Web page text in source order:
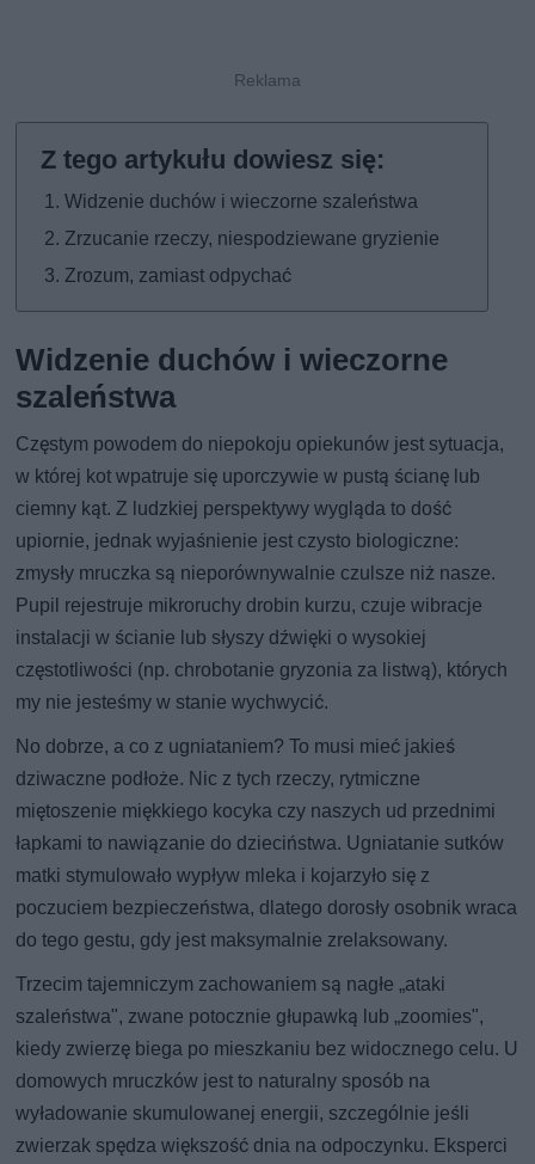
Widzenie duchów i wieczorne szaleństwa
Zrzucanie rzeczy, niespodziewane gryzienie
Zrozum, zamiast odpychać
Widzenie duchów i wieczorne
szaleństwa
Częstym powodem do niepokoju opiekunów jest sytuacja,
w której kot wpatruje się uporczywie w pustą ścianę lub
ciemny kąt. Z ludzkiej perspektywy wygląda to dość
upiornie, jednak wyjaśnienie jest czysto biologiczne:
zmysły mruczka są nieporównywalnie czulsze niż nasze.
Pupil rejestruje mikroruchy drobin kurzu, czuje wibracje
instalacji w ścianie lub słyszy dźwięki o wysokiej
częstotliwości (np. chrobotanie gryzonia za listwą), których
my nie jesteśmy w stanie wychwycić.
No dobrze, a co z ugniataniem? To musi mieć jakieś
dziwaczne podłoże. Nic z tych rzeczy, rytmiczne
miętoszenie miękkiego kocyka czy naszych ud przednimi
łapkami to nawiązanie do dzieciństwa. Ugniatanie sutków
matki stymulowało wypływ mleka i kojarzyło się z
poczuciem bezpieczeństwa, dlatego dorosły osobnik wraca
do tego gestu, gdy jest maksymalnie zrelaksowany.
Trzecim tajemniczym zachowaniem są nagłe „ataki
szaleństwa", zwane potocznie głupawką lub „zoomies",
kiedy zwierzę biega po mieszkaniu bez widocznego celu. U
domowych mruczków jest to naturalny sposób na
wyładowanie skumulowanej energii, szczególnie jeśli
zwierzak spędza większość dnia na odpoczynku. Eksperci